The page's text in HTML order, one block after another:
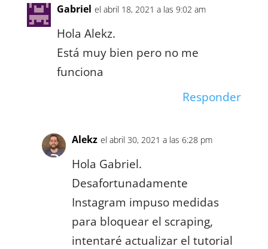
Gabriel el abril 18, 2021 a las 9:02 am
Hola Alekz.
Está muy bien pero no me
funciona
Responder
Alekz el abril 30, 2021 a las 6:28 pm
Hola Gabriel.
Desafortunadamente
Instagram impuso medidas
para bloquear el scraping,
intentaré actualizar el tutorial